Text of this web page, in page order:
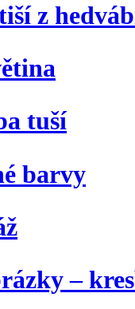
z
tuší
barvy
–